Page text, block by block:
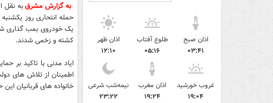
اذان صبح
۰۳:۴۱
طلوع آفتاب
۰۵:۱۶
اذان ظهر
۱۲:۱۰
غروب خورشید
۱۹:۰۴
اذان مغرب
۱۹:۲۴
نیمه‌شب شرعی
۲۳:۲۲
به گزارش مشرقبه نقل
حمله انتحاری روز یکشنبه
یک خودروی بمب گذاری
کشته و زخمی شدند.
ایاد مدنی با تاکید بر
اطمینان از تلاش های
خانواده های قربانیان